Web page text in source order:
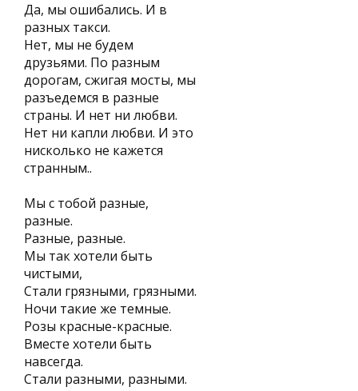
Да, мы ошибались. И в
разных такси.
Нет, мы не будем
друзьями. По разным
дорогам, сжигая мосты, мы
разъедемся в разные
страны. И нет ни любви.
Нет ни капли любви. И это
нисколько не кажется
странным..
Мы с тобой разные,
разные.
Разные, разные.
Мы так хотели быть
чистыми,
Стали грязными, грязными.
Ночи такие же темные.
Розы красные-красные.
Вместе хотели быть
навсегда.
Стали разными, разными.